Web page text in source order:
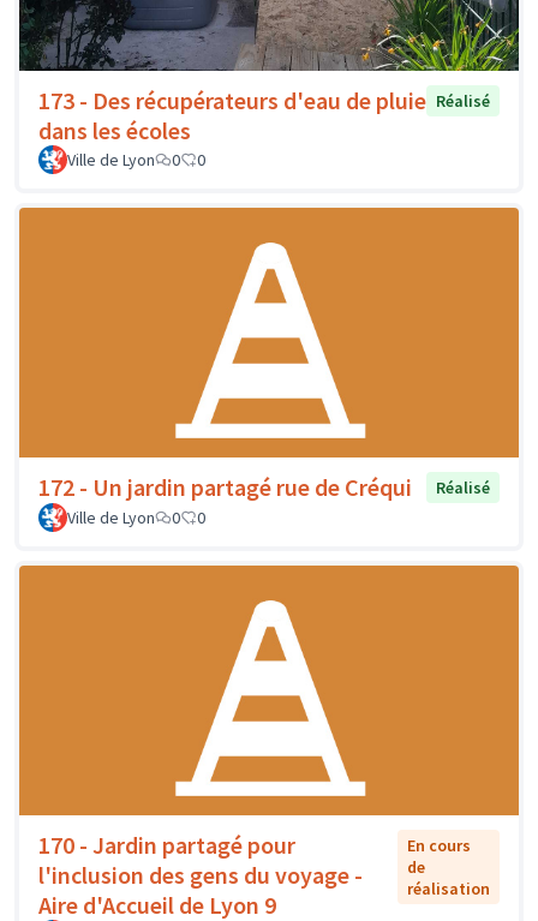
173 - Des récupérateurs d'eau de pluie
dans les écoles
Réalisé
Ville de Lyon 0 0
172 - Un jardin partagé rue de Créqui
Réalisé
Ville de Lyon
0 0
170 - Jardin partagé pour
l'inclusion des gens du voyage -
Aire d'Accueil de Lyon 9
En cours
de
réalisation